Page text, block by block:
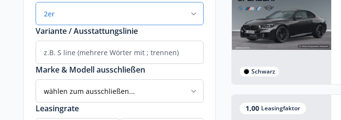
2er
Variante / Ausstattungslinie
Marke & Modell ausschließen
wählen zum ausschließen...
Leasingrate
Schwarz
1,00 Leasingfaktor